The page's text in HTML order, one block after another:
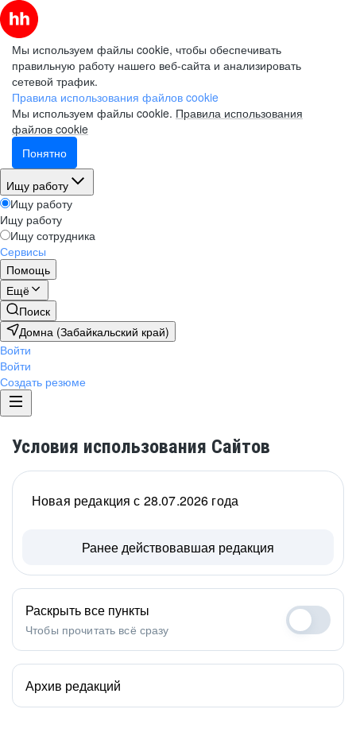
Мы используем файлы cookie, чтобы обеспечивать
правильную работу нашего веб-сайта и анализировать
сетевой трафик.
Правила использования файлов cookie
Мы используем файлы cookie. Правила использования
файлов cookie
Понятно
Ищу работу
Ищу работу
Ищу работу
Ищу сотрудника
Сервисы
Помощь
Ещё
Поиск
Домна (Забайкальский край)
Войти
Войти
Создать резюме
Условия использования Сайтов
Новая редакция с 28.07.2026 года
Ранее действовавшая редакция
Раскрыть все пункты
Чтобы прочитать всё сразу
Архив редакций